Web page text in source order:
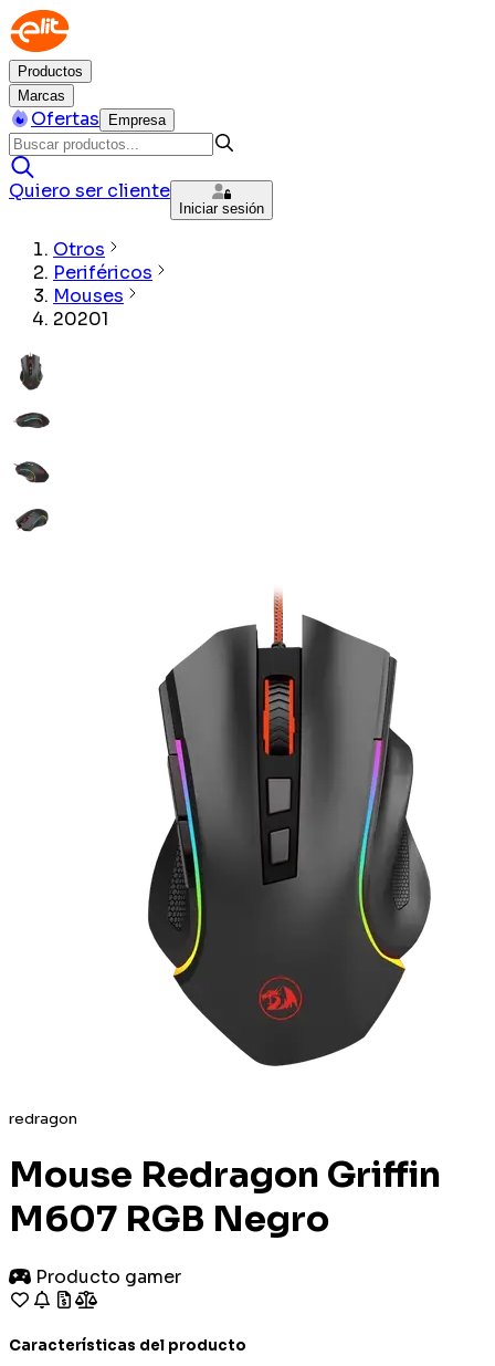
Productos
Marcas
Ofertas Empresa
Quiero ser cliente
Iniciar sesión
Otros
Periféricos
Mouses
20201
redragon
Mouse Redragon Griffin
M607 RGB Negro
Producto gamer
Características del producto